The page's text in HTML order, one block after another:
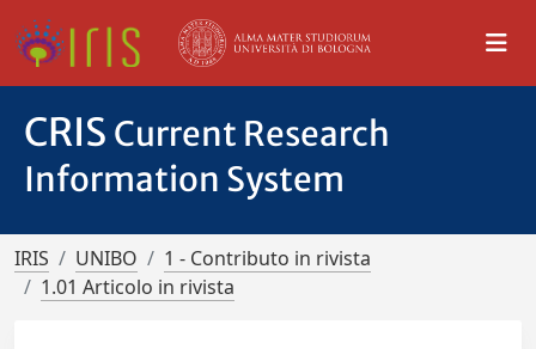
CRIS Current Research
Information System
IRIS UNIBO
1 - Contributo in rivista
1.01 Articolo in rivista